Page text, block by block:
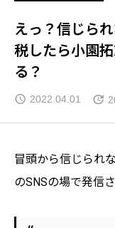
えっ？信じら
税したら小園
る？
2022.04.01
冒頭から信じられ
のSNSの場で発信